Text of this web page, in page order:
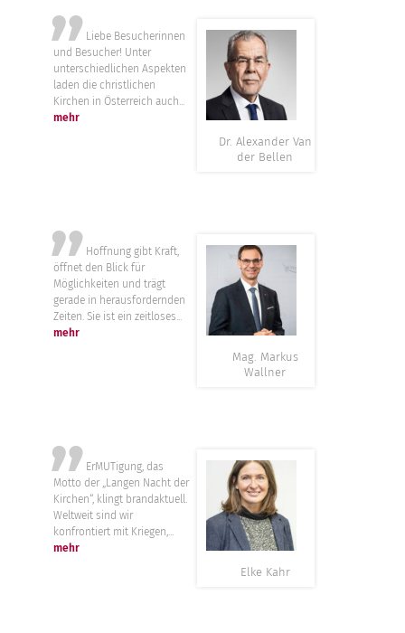
”
Liebe Besucherinnen
und Besucher! Unter
unterschiedlichen Aspekten
laden die christlichen
Kirchen in Österreich auch...
mehr
Dr. Alexander Van
der Bellen
”
Hoffnung gibt Kraft,
öffnet den Blick für
Möglichkeiten und trägt
gerade in herausfordernden
Zeiten. Sie ist ein zeitloses...
mehr
Mag. Markus
Wallner
”
ErMUTigung, das
Motto der „Langen Nacht der
Kirchen“, klingt brandaktuell.
Weltweit sind wir
konfrontiert mit Kriegen,...
mehr
Elke Kahr